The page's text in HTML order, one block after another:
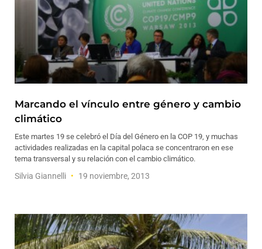
Marcando el vínculo entre género y cambio
climático
Este martes 19 se celebró el Día del Género en la COP 19, y muchas
actividades realizadas en la capital polaca se concentraron en ese
tema transversal y su relación con el cambio climático.
Silvia Giannelli 19 noviembre, 2013